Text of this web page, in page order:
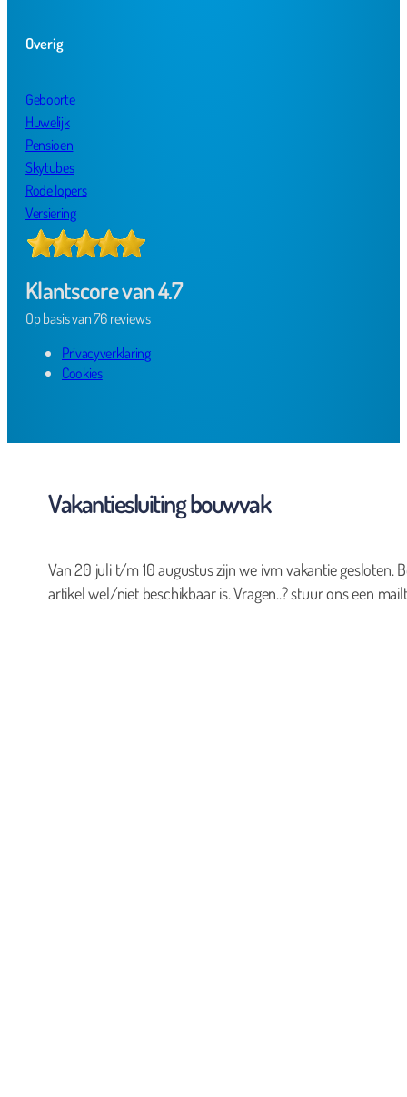
Overig
Geboorte
Huwelijk
Pensioen
Skytubes
Rode lopers
Versiering
Klantscore van 4.7
Op basis van 76 reviews
Privacyverklaring
Cookies
Vakantiesluiting bouwvak
Van 20 juli t/m 10 augustus zijn we ivm vakantie gesloten.
artikel wel/niet beschikbaar is. Vragen..? stuur ons een